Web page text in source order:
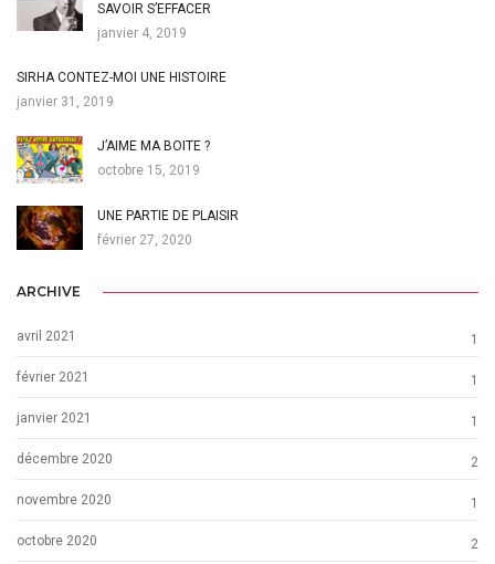
SAVOIR S’EFFACER
janvier 4, 2019
SIRHA CONTEZ-MOI UNE HISTOIRE
janvier 31, 2019
J’AIME MA BOITE ?
octobre 15, 2019
UNE PARTIE DE PLAISIR
février 27, 2020
ARCHIVE
avril 2021 1
février 2021 1
janvier 2021 1
décembre 2020 2
novembre 2020 1
octobre 2020 2